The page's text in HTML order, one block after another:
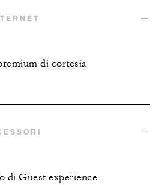
di cortesia
di Guest experience